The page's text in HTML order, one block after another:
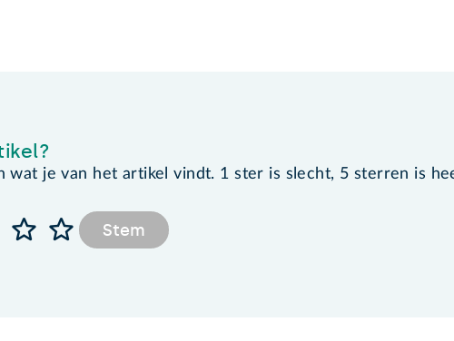
wat je van het artikel vindt. 1 ster is slecht, 5 sterren is
Stem